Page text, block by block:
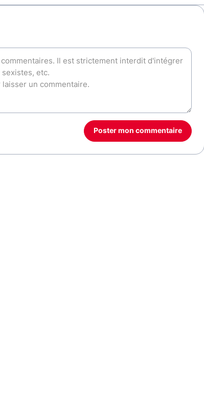
Poster mon commentaire